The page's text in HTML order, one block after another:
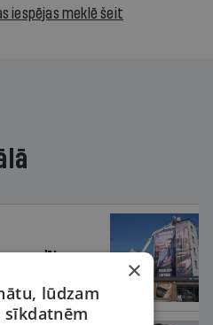
iespējas meklē šeit
nesodīta par
×
lūdzam